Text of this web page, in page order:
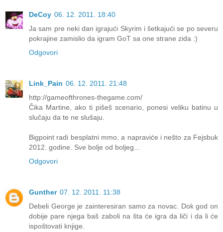
DeCoy 06. 12. 2011. 18:40
Ja sam pre neki dan igrajući Skyrim i šetkajući se po severu
pokrajine zamislio da igram GoT sa one strane zida :)
Odgovori
Link_Pain 06. 12. 2011. 21:48
http://gameofthrones-thegame.com/
Čika Martine, ako ti pišeš scenario, ponesi veliku batinu u
slučaju da te ne slušaju.
Bigpoint radi besplatni mmo, a napraviće i nešto za Fejsbuk
2012. godine. Sve bolje od boljeg...
Odgovori
Gunther 07. 12. 2011. 11:38
Debeli George je zainteresiran samo za novac. Dok god on
dobije pare njega baš zaboli na šta će igra da liči i da li će
ispoštovati knjige.